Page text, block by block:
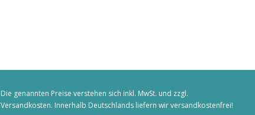
Die genannten Preise verstehen sich inkl. MwSt. und zzgl.
Versandkosten. Innerhalb Deutschlands liefern wir versandkostenfrei!